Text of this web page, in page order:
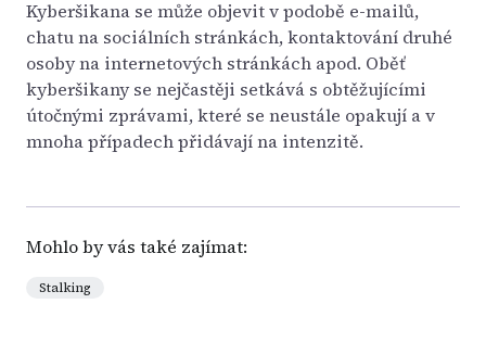
Kyberšikana se může objevit v podobě e-mailů,
chatu na sociálních stránkách, kontaktování druhé
osoby na internetových stránkách apod. Oběť
kyberšikany se nejčastěji setkává s obtěžujícími
útočnými zprávami, které se neustále opakují a v
mnoha případech přidávají na intenzitě.
Mohlo by vás také zajímat:
Stalking